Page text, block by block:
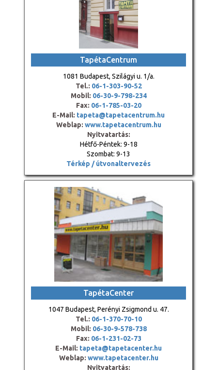
TapétaCentrum
1081 Budapest, Szilágyi u. 1/a.
Tel.: 06-1-303-90-52
Mobil: 06-30-9-798-234
Fax: 06-1-785-03-20
E-Mail: tapeta@tapetacentrum.hu
Weblap: www.tapetacentrum.hu
Nyitvatartás:
Hétfő-Péntek: 9-18
Szombat: 9-13
Térkép / útvonaltervezés
TapétaCenter
1047 Budapest, Perényi Zsigmond u. 47.
Tel.: 06-1-370-70-10
Mobil: 06-30-9-578-738
Fax: 06-1-231-02-73
E-Mail: tapeta@tapetacenter.hu
Weblap: www.tapetacenter.hu
Nyitvatartás: